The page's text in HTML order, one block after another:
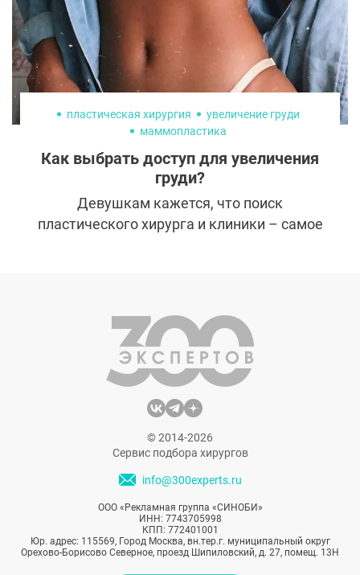
работают и есть ли в этом настоящая
эффективность? Разберёмся подробно.
пластическая хирургия
увеличение груди
маммопластика
Как выбрать доступ для увеличения
груди?
Девушкам кажется, что поиск
пластического хирурга и клиники – самое
Хоть последнее слово всегда остается за
врачом, пациентке важно понимать все
технические тонкости операции.
© 2014-2026
Сервис подбора хирургов
info@300experts.ru
ООО «Рекламная группа «СИНОБИ»
ИНН: 7743705998
КПП: 772401001
Юр. адрес: 115569, Город Москва, вн.тер.г. муниципальный округ
Орехово-Борисово Северное, проезд Шипиловский, д. 27, помещ. 13Н